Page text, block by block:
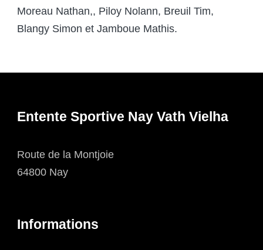
Moreau Nathan,, Piloy Nolann, Breuil Tim,
Blangy Simon et Jamboue Mathis.
Entente Sportive Nay Vath Vielha
Route de la Montjoie
64800 Nay
Informations